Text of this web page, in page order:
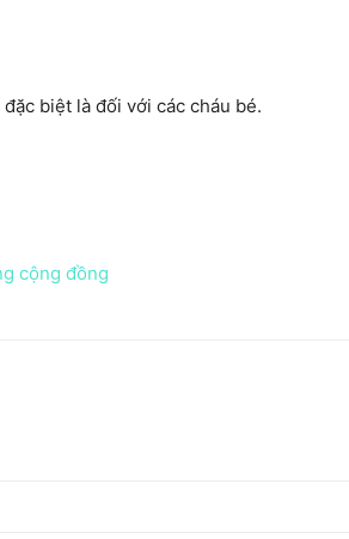
biệt là đối với các cháu bé.
cộng đồng